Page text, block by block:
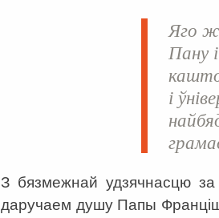
Яго
Пану
і
З бязмежнай удзячнасцю
даручаем душу Папы